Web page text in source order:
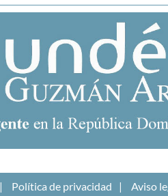
Política de privacidad Aviso